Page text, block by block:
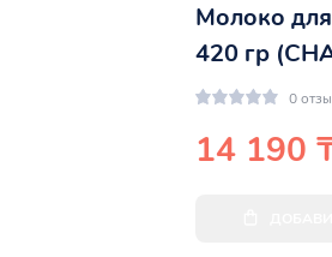
Молоко
420 гр
0
14 190